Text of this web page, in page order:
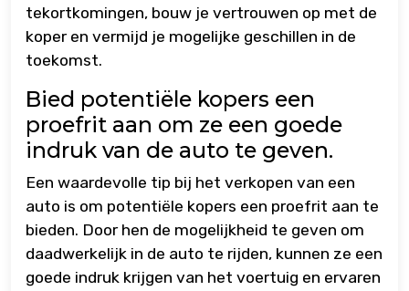
tekortkomingen, bouw je vertrouwen op met de
koper en vermijd je mogelijke geschillen in de
toekomst.
Bied potentiële kopers een
proefrit aan om ze een goede
indruk van de auto te geven.
Een waardevolle tip bij het verkopen van een
auto is om potentiële kopers een proefrit aan te
bieden. Door hen de mogelijkheid te geven om
daadwerkelijk in de auto te rijden, kunnen ze een
goede indruk krijgen van het voertuig en ervaren